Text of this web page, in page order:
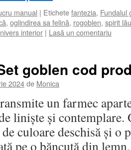
manual | Etichetefantezia, Fundalul
, oglindirea sa felină, rogoblen, spirit
interior | Lasă un comentariu
goblen cod
2024de Monica
un farmec
liniște și contemplare.
culoare deschisă și o
pe o băncuță din